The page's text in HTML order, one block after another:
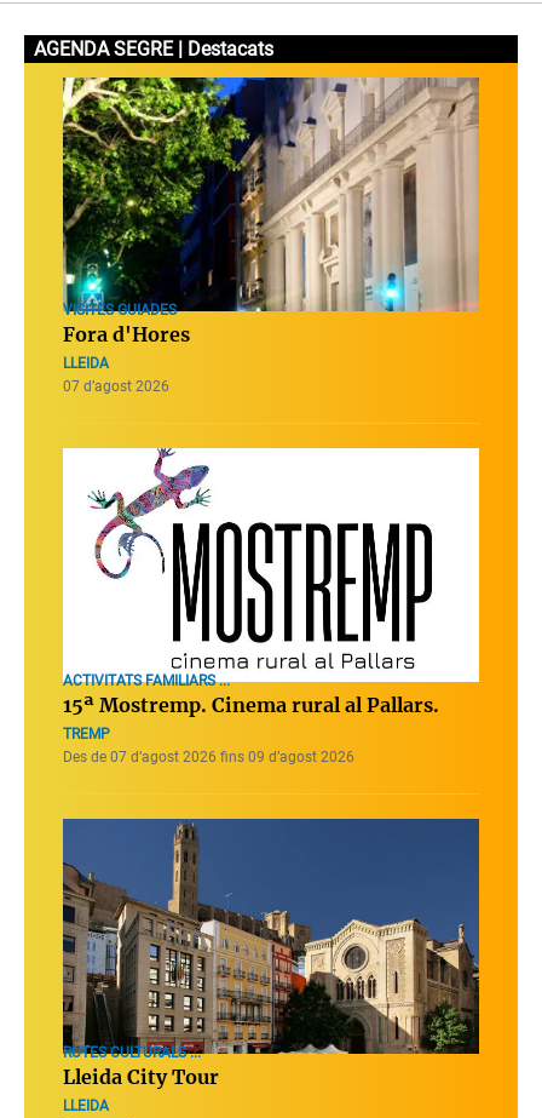
AGENDA SEGRE | Destacats
VISITES GUIADES
Fora d'Hores
LLEIDA
07 d’agost 2026
ACTIVITATS FAMILIARS ...
15ª Mostremp. Cinema rural al Pallars.
TREMP
Des de 07 d’agost 2026 fins 09 d’agost 2026
RUTES CULTURALS ...
Lleida City Tour
LLEIDA